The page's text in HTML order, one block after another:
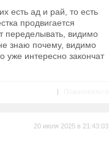
есть ад и рай, то есть
продвигается
переделывать, видимо
знаю почему, видимо
уже интересно закончат
|
20 июля 2025 в 21:43:03